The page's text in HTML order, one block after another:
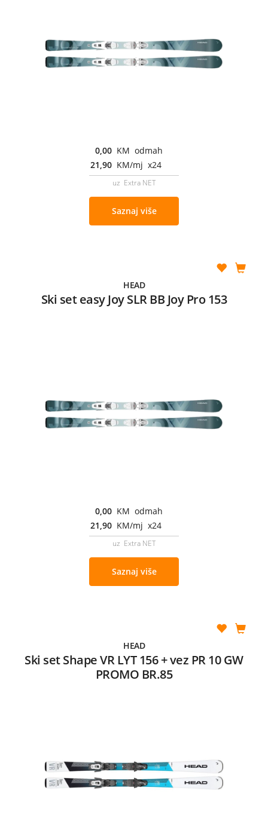
0,00 KM odmah
21,90 KM/mj x24
uz Extra NET
Saznaj više
HEAD
Ski set easy Joy SLR BB Joy Pro 153
0,00 KM odmah
21,90 KM/mj x24
uz Extra NET
Saznaj više
HEAD
Ski set Shape VR LYT 156 + vez PR 10 GW
PROMO BR.85